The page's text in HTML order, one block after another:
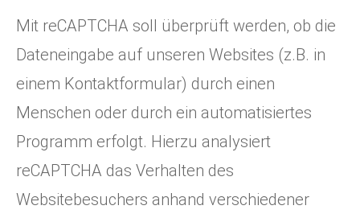
Mit reCAPTCHA soll überprüft werden, ob die
Dateneingabe auf unseren Websites (z.B. in
einem Kontaktformular) durch einen
Menschen oder durch ein automatisiertes
Programm erfolgt. Hierzu analysiert
reCAPTCHA das Verhalten des
Websitebesuchers anhand verschiedener